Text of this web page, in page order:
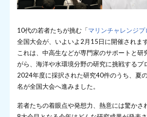
10代の若者たちが挑む「マリンチャレンジ
全国大会が、いよいよ2月15日に開催されます
これは、中高生などが専門家のサポートと研
がら、海洋や水環境分野の研究に挑戦するプ
2024年度に採択された研究40件のうち、夏
名が全国大会へ進みました。
若者たちの着眼点や発想力、熱意には驚かさ